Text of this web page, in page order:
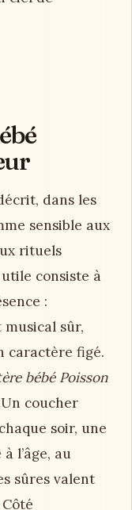
dans les
sensible aux
rituels
consiste à
:
sûr,
caractère figé.
bébé Poisson
coucher
soir, une
l’âge, au
sûres valent